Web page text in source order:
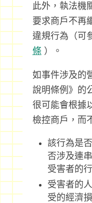
此外，執法機
要求商戶不再
違規行為（可
條 ）。
如事件涉及的
說明條例》的
很可能會根據
檢控商戶，而
該行為是
否涉及連
受害者的
受害者的
受的經濟